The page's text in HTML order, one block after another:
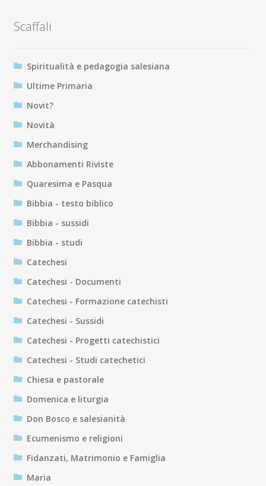
Scaffali
Spiritualità e pedagogia salesiana
Ultime Primaria
Novit?
Novità
Merchandising
Abbonamenti Riviste
Quaresima e Pasqua
Bibbia - testo biblico
Bibbia - sussidi
Bibbia - studi
Catechesi
Catechesi - Documenti
Catechesi - Formazione catechisti
Catechesi - Sussidi
Catechesi - Progetti catechistici
Catechesi - Studi catechetici
Chiesa e pastorale
Domenica e liturgia
Don Bosco e salesianità
Ecumenismo e religioni
Fidanzati, Matrimonio e Famiglia
Maria